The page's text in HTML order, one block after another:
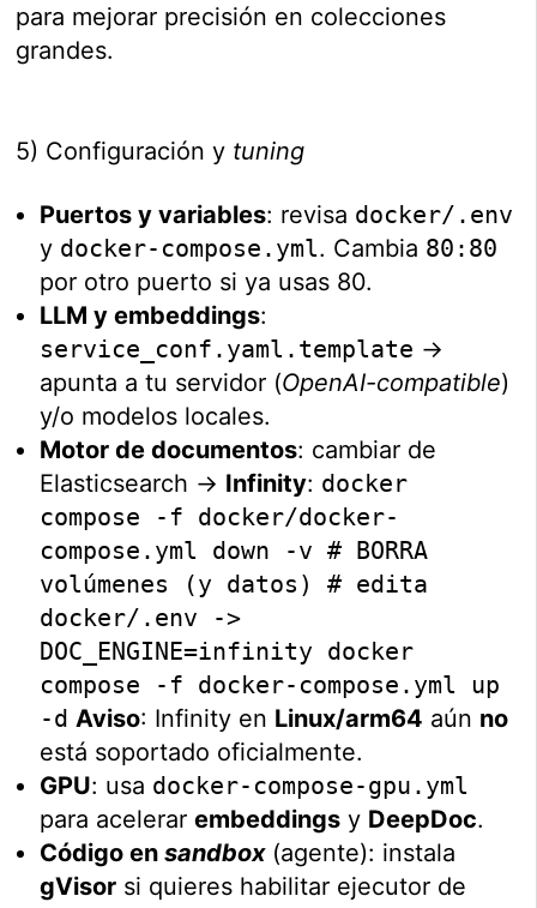
para mejorar precisión en colecciones
grandes.
5) Configuración y tuning
Puertos y variables: revisa docker/.env
y docker-compose.yml. Cambia 80:80
por otro puerto si ya usas 80.
LLM y embeddings:
service_conf.yaml.template →
apunta a tu servidor (OpenAI-compatible)
y/o modelos locales.
Motor de documentos: cambiar de
Elasticsearch → Infinity: docker
compose -f docker/docker-
compose.yml down -v # BORRA
volúmenes (y datos) # edita
docker/.env ->
DOC_ENGINE=infinity docker
compose -f docker-compose.yml up
-d Aviso: Infinity en Linux/arm64 aún no
está soportado oficialmente.
GPU: usa docker-compose-gpu.yml
para acelerarembeddings y DeepDoc.
Código ensandbox(agente): instala
gVisor si quieres habilitar ejecutor de